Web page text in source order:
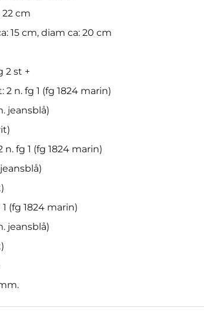
22 cm
15 cm, diam ca: 20 cm
2 st +
n. fg 1 (fg 1824 marin)
jeansblå)
n. fg 1 (fg 1824 marin)
1 (fg 1824 marin)
jeansblå)